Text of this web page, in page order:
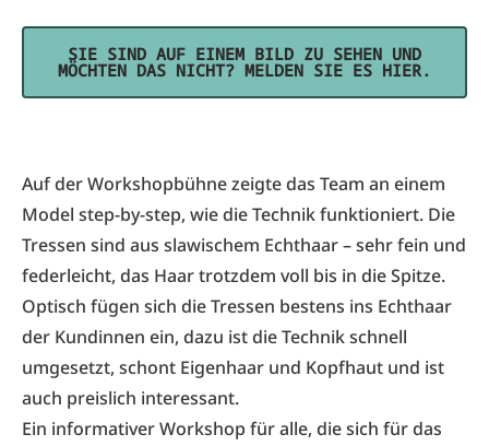
SIE SIND AUF EINEM BILD ZU SEHEN UND
MÖCHTEN DAS NICHT? MELDEN SIE ES HIER.
Auf der Workshopbühne zeigte das Team an einem
Model step-by-step, wie die Technik funktioniert. Die
Tressen sind aus slawischem Echthaar – sehr fein und
federleicht, das Haar trotzdem voll bis in die Spitze.
Optisch fügen sich die Tressen bestens ins Echthaar
der Kundinnen ein, dazu ist die Technik schnell
umgesetzt, schont Eigenhaar und Kopfhaut und ist
auch preislich interessant.
Ein informativer Workshop für alle, die sich für das